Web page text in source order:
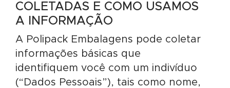
COLETADAS E COMO USAMOS
A INFORMAÇÃO
A Polipack Embalagens pode coletar
informações básicas que
identifiquem você com um indivíduo
(“Dados Pessoais”), tais como nome,